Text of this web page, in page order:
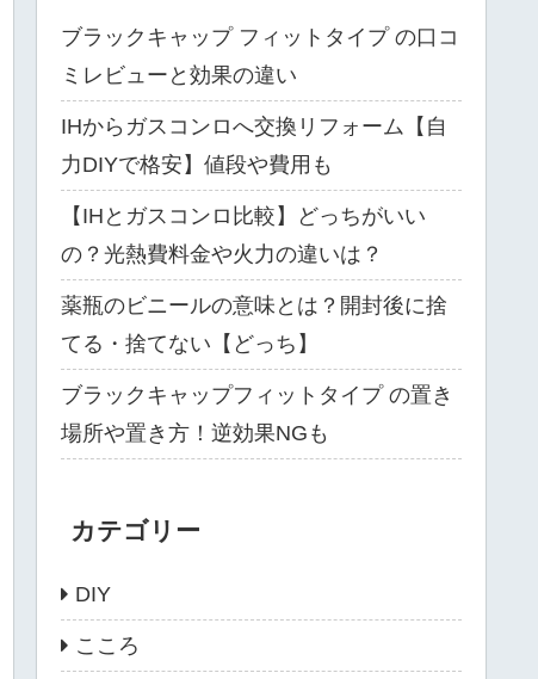
ブラックキャップ フィットタイプ の口コ
ミレビューと効果の違い
IHからガスコンロへ交換リフォーム【自
力DIYで格安】値段や費用も
【IHとガスコンロ比較】どっちがいい
の？光熱費料金や火力の違いは？
薬瓶のビニールの意味とは？開封後に捨
てる・捨てない【どっち】
ブラックキャップフィットタイプ の置き
場所や置き方！逆効果NGも
カテゴリー
DIY
こころ